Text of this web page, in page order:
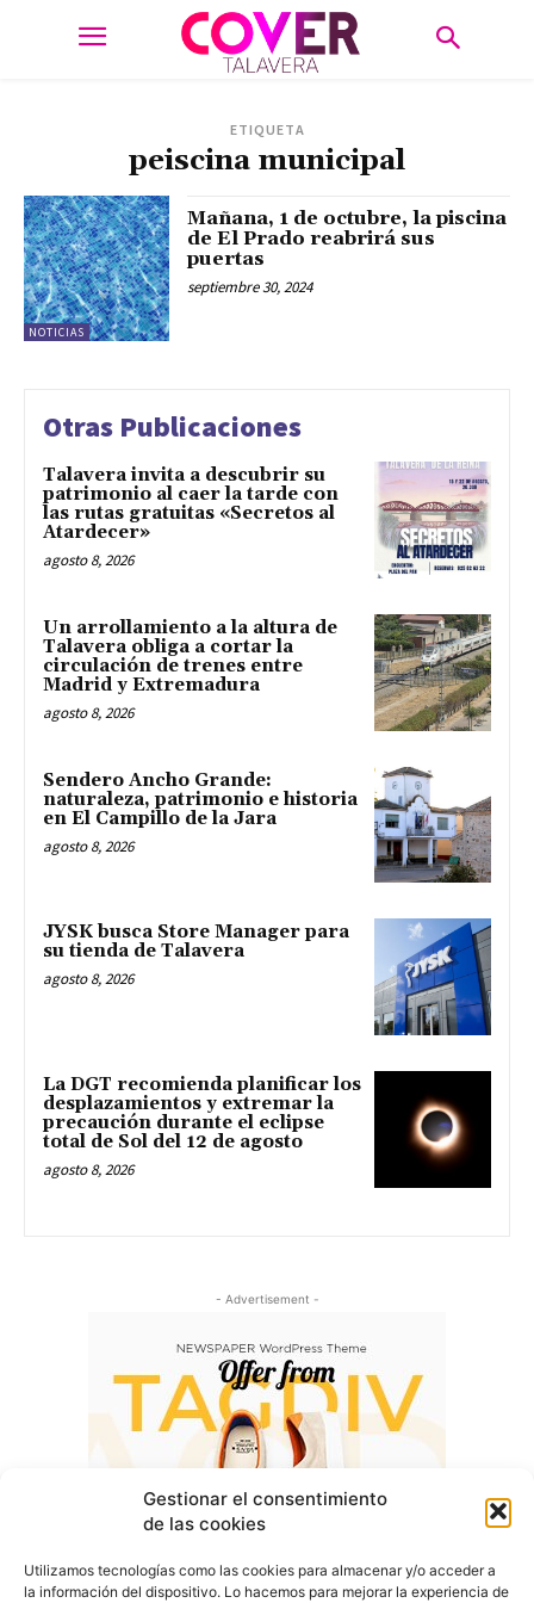
Gestionar el consentimiento
de las cookies
Utilizamos tecnologías como las cookies para almacenar y/o acceder a
la información del dispositivo. Lo hacemos para mejorar la experiencia de
ETIQUETA
peiscina municipal
NOTICIAS
Mañana, 1 de octubre, la piscina
de El Prado reabrirá sus
puertas
septiembre 30, 2024
Otras Publicaciones
Talavera invita a descubrir su
patrimonio al caer la tarde con
las rutas gratuitas «Secretos al
Atardecer»
agosto 8, 2026
Un arrollamiento a la altura de
Talavera obliga a cortar la
circulación de trenes entre
Madrid y Extremadura
agosto 8, 2026
Sendero Ancho Grande:
naturaleza, patrimonio e historia
en El Campillo de la Jara
agosto 8, 2026
JYSK busca Store Manager para
su tienda de Talavera
agosto 8, 2026
La DGT recomienda planificar los
desplazamientos y extremar la
precaución durante el eclipse
total de Sol del 12 de agosto
agosto 8, 2026
- Advertisement -